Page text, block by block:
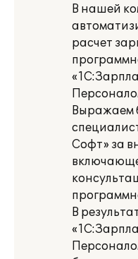
В нашей
расчет
Выражаем
Софт» за
В